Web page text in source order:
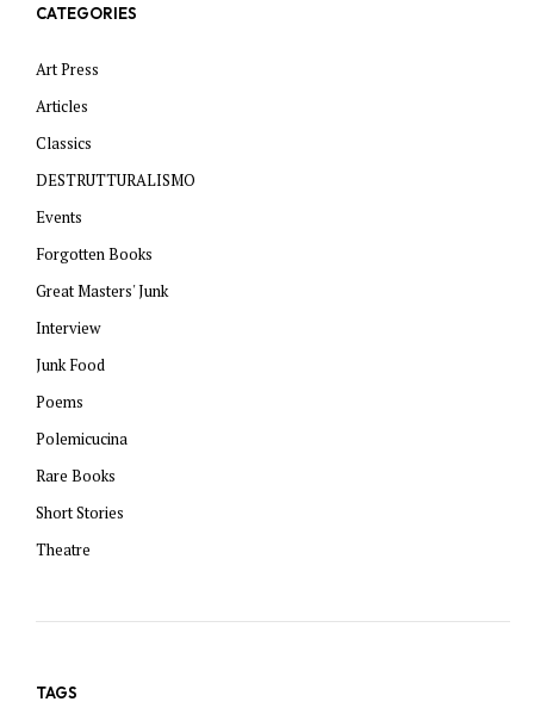
CATEGORIES
Art Press
Articles
Classics
DESTRUTTURALISMO
Events
Forgotten Books
Great Masters' Junk
Interview
Junk Food
Poems
Polemicucina
Rare Books
Short Stories
Theatre
TAGS